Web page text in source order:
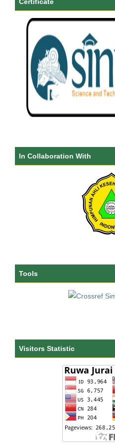
In Collaboration With
Tools
Visitors Statistic